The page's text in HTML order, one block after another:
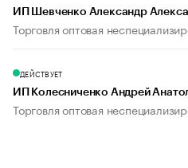
ИП Шевченко Александр
Торговля оптовая
ДЕЙСТВУЕТ
ИП Колесниченко Андрей
Торговля оптовая